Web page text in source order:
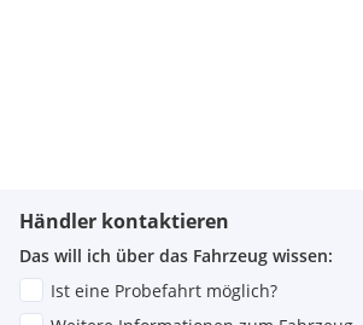
Händler kontaktieren
Das will ich über das Fahrzeug wissen:
Ist eine Probefahrt möglich?